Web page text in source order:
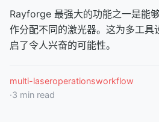
Rayforge 最强大的功能之一是能
作分配不同的激光器。这为多工具
启了令人兴奋的可能性。
multi-laseroperationsworkflow
·3 min read